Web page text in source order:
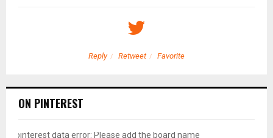
Reply Retweet Favorite
ON PINTEREST
pinterest data error: Please add the board name